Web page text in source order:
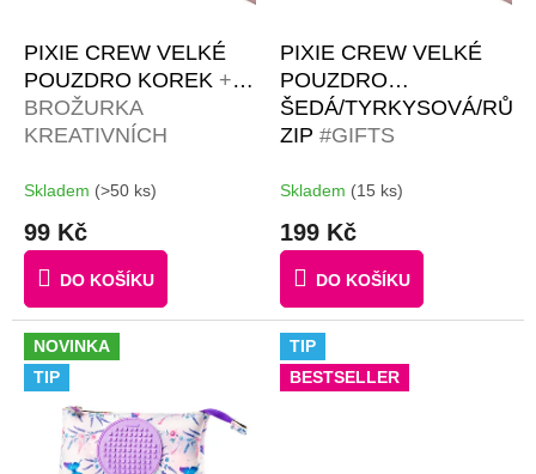
PIXIE CREW VELKÉ
POUZDRO KOREK +
BROŽURKA
KREATIVNÍCH
MALÝCH PIXELŮ
ZDARMA
Skladem (>50 ks)
99 Kč
DO KOŠÍKU
PIXIE CREW VELKÉ
POUZDRO
ŠEDÁ/TYRKYSOVÁ/
ZIP #GIFTS
KREATIVNÍCH
NÁPADŮ | 50 MALÝCH
RŮZNOBAREVNÝCH
PIXELŮ ZDARMA
Skladem (15 ks)
199 Kč
DO KOŠÍKU
NOVINKA
TIP
TIP
BESTSELLER